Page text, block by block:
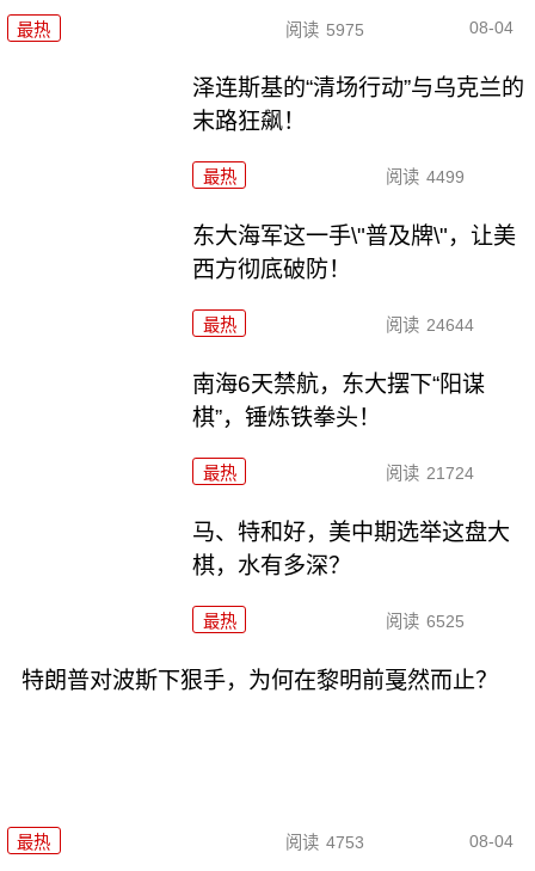
最热 阅读 5975 08-04
泽连斯基的“清场行动”与乌克兰的
末路狂飙！
最热 阅读 4499
东大海军这一手\"普及牌\"，让美
西方彻底破防！
最热 阅读 24644
南海6天禁航，东大摆下“阳谋
棋”，锤炼铁拳头！
最热 阅读 21724
马、特和好，美中期选举这盘大
棋，水有多深？
最热 阅读 6525
特朗普对波斯下狠手，为何在黎明前戛然而止？
最热 阅读 4753 08-04